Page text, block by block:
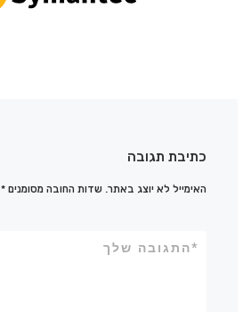
כתיבת תגובה
האימייל לא יוצג באתר. שדות החובה מסומנים*
התגובה שלך*